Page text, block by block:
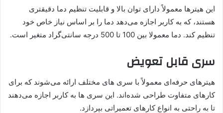
این هیترها معمولاً دارای توان بالا و قابلیت تنظیم دما دقیقتری
هستند، که به کاربر اجازه می‌دهد دما را بر اساس نیاز خاص خود
تنظیم کند. دما معمولا بین 100 تا 500 درجه سانتی‌گراد متغیر است.
سری قابل تعویض
هیترهای حرفه‌ای معمولاً با سری های مختلف ارائه می‌شوند که برای
کارهای متفاوت طراحی شده‌اند. این سری ها به کاربر اجازه می‌دهند
تا به راحتی به انواع کارهای تعمیراتی بپردازد.